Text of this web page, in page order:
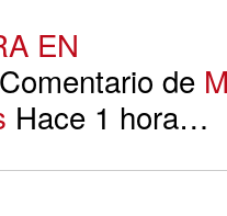
EN
Comentario de
Hace 1 hora…